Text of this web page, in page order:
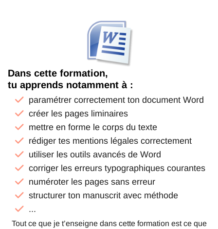
Dans cette formation,
tu apprends notamment à :
paramétrer correctement ton document Word
créer les pages liminaires
mettre en forme le corps du texte
rédiger tes mentions légales correctement
utiliser les outils avancés de Word
corriger les erreurs typographiques courantes
numéroter les pages sans erreur
structurer ton manuscrit avec méthode
...
Tout ce que je t’enseigne dans cette formation est ce que